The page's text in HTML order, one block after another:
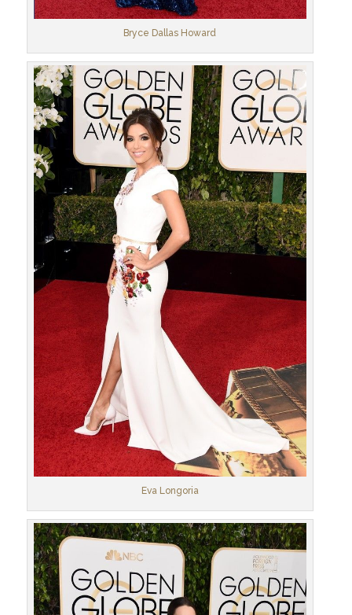
Bryce Dallas Howard
Eva Longoria